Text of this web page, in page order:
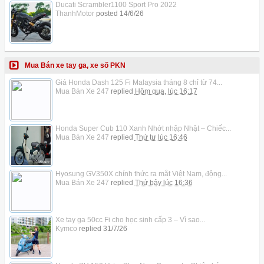
Ducati Scrambler1100 Sport Pro 2022
ThanhMotorposted 14/6/26
Mua Bán xe tay ga, xe số PKN
Giá Honda Dash 125 Fi Malaysia tháng 8 chỉ từ 74...
Mua Bán Xe 247 replied Hôm qua, lúc 16:17
Honda Super Cub 110 Xanh Nhớt nhập Nhật – Chiếc...
Mua Bán Xe 247 replied Thứ tư lúc 16:46
Hyosung GV350X chính thức ra mắt Việt Nam, động...
Mua Bán Xe 247 replied Thứ bảy lúc 16:36
Xe tay ga 50cc Fi cho học sinh cấp 3 – Vì sao...
Kymco replied 31/7/26